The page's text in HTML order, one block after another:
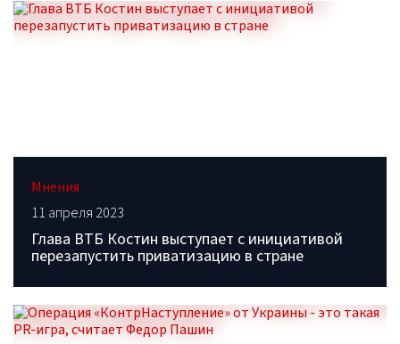
Мнения
11 апреля 2023
Глава ВТБ Костин выступает с инициативой
перезапустить приватизацию в стране